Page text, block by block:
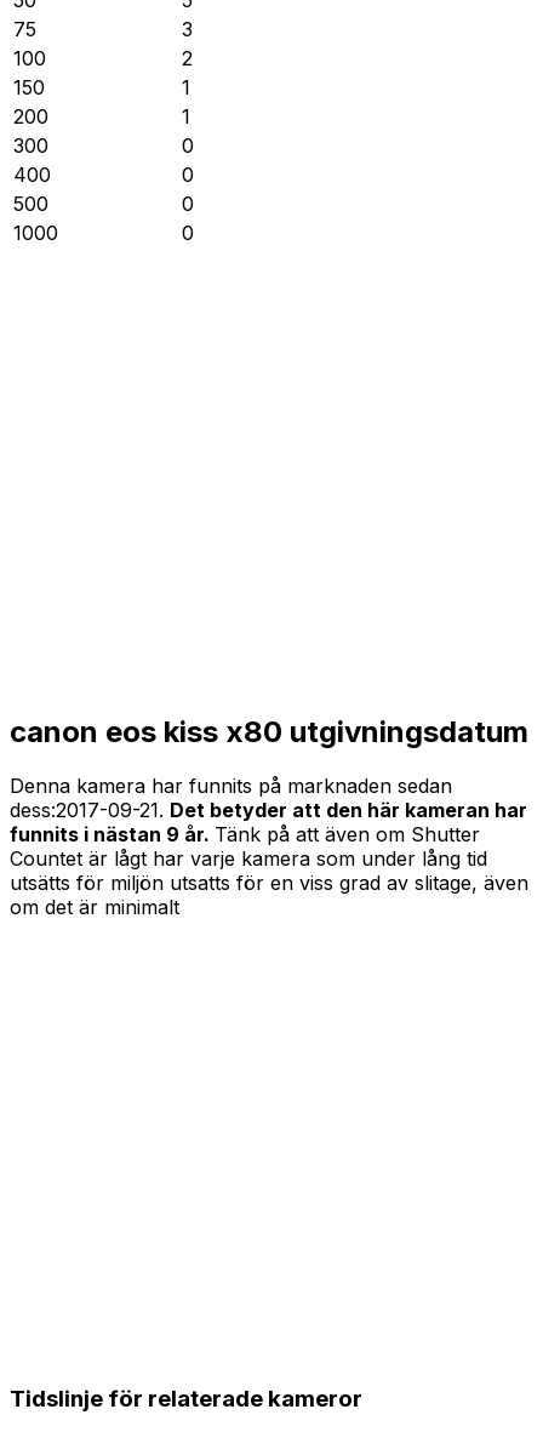
75
3
100
2
150
1
200
1
300
0
400
0
500
0
1000
0
canon eos kiss x80 utgivningsdatum
Denna kamera har funnits på marknaden sedan
dess:2017-09-21. Det betyder att den här kameran har
funnits i nästan 9 år. Tänk på att även om Shutter
Countet är lågt har varje kamera som under lång tid
utsätts för miljön utsatts för en viss grad av slitage, även
om det är minimalt
Tidslinje för relaterade kameror